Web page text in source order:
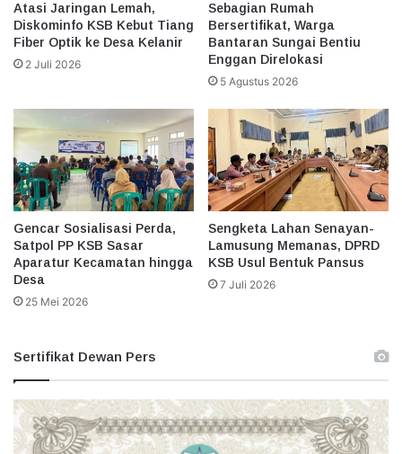
Atasi Jaringan Lemah,
Diskominfo KSB Kebut Tiang
Fiber Optik ke Desa Kelanir
2 Juli 2026
Sebagian Rumah
Bersertifikat, Warga
Bantaran Sungai Bentiu
Enggan Direlokasi
5 Agustus 2026
Gencar Sosialisasi Perda,
Satpol PP KSB Sasar
Aparatur Kecamatan hingga
Desa
25 Mei 2026
Sengketa Lahan Senayan-
Lamusung Memanas, DPRD
KSB Usul Bentuk Pansus
7 Juli 2026
Sertifikat Dewan Pers